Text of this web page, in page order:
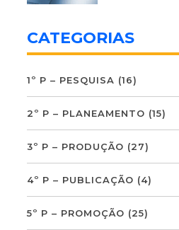
CATEGORIAS
1º P – PESQUISA (16)
2º P – PLANEAMENTO (15)
3º P – PRODUÇÃO (27)
4º P – PUBLICAÇÃO (4)
5º P – PROMOÇÃO (25)